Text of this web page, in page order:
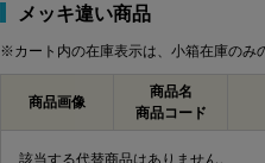
メッキ違い商品
※カート内の在庫表示は、小箱在庫のみ
商品画像
商品名
商品コード
該当する代替商品はありません。